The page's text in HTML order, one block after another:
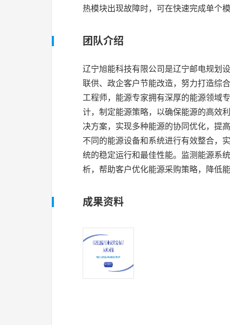
热模块出现故障时，可在快速完成单个
团队介绍
辽宁旭能科技有限公司是辽宁邮电规划
联供、政企客户节能改造，努力打造综
工程师，能源专家拥有深厚的能源领域
计，制定能源策略，以确保能源的高效
决方案，实现多种能源的协同优化，提
不同的能源设备和系统进行有效整合，
统的稳定运行和最佳性能。监测能源系
析，帮助客户优化能源采购策略，降低
成果资料